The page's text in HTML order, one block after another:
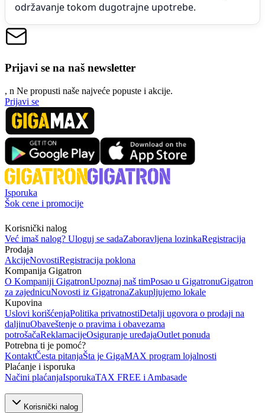
održavanje tokom dugotrajne upotrebe.
Prijavi se na naš newsletter
, n Ne propusti naše najveće popuste i akcije.
Prijavi se
Isporuka
Šok cene i promocije
Korisnički nalog
Već imaš nalog? Uloguj se sadaZaboravljena lozinkaRegistracija
Prodaja
AkcijeNovostiRegistracija poklona
Kompanija Gigatron
O Kompaniji GigatronUpoznaj naš timPosao u GigatronuGigatron
za zajednicuNovosti iz GigatronaZakupljujemo lokale
Kupovina
Uslovi korišćenjaPolitika privatnostiDetalji ugovora o prodaji na
daljinuObaveštenje o pravima i obavezama
potrošačaReklamacijeOsiguranje uređajaOutlet ponuda
Potrebna ti je pomoć?
KontaktČesta pitanjaŠta je GigaMAX program lojalnosti
Plaćanje i isporuka
Načini plaćanjaIsporukaTAX FREE i Ambasade
Korisnički nalog